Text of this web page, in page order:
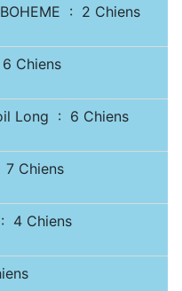
BOHEME : 2 Chiens
Chiens
Long : 6 Chiens
7 Chiens
: 4 Chiens